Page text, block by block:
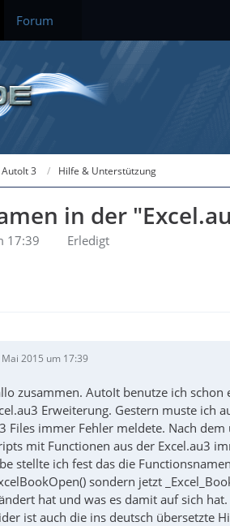
Forum
AutoIt 3 Hilfe & Unterstützung
in der
17:39 Erledigt
Mai 2015 um 17:39
zusammen. AutoIt benutze ich
Erweiterung. Gestern muste ich
Files immer Fehler meldete. Nach
mit Functionen aus der Excel.au3
stellte ich fest das die
sondern jetzt
hat und was es damit auf sich hat.
ist auch die ins deutsch übersetzte